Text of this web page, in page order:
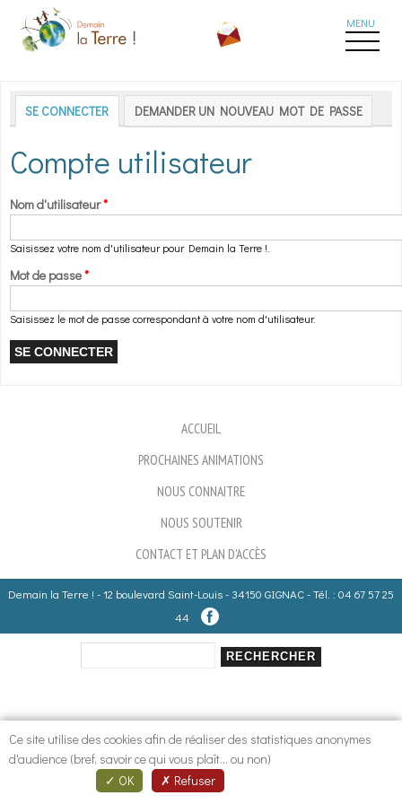
Aller au contenu principal
Onglets principaux
SE CONNECTER (ONGLET ACTIF)
DEMANDER UN NOUVEAU MOT DE PASSE
Compte utilisateur
Nom d'utilisateur*
Saisissez votre nom d'utilisateur pour Demain la Terre !.
Mot de passe*
Saisissez le mot de passe correspondant à votre nom d'utilisateur.
ACCUEIL
PROCHAINES ANIMATIONS
NOUS CONNAITRE
NOUS SOUTENIR
CONTACT ET PLAN D'ACCÈS
Demain la Terre ! - 12 boulevard Saint-Louis - 34150 GIGNAC - Tél. : 04 67 57 25
44
Ce site utilise des cookies afin de réaliser des statistiques anonymes
d'audience (bref, savoir ce qui vous plaît... ou non)
OK
Refuser